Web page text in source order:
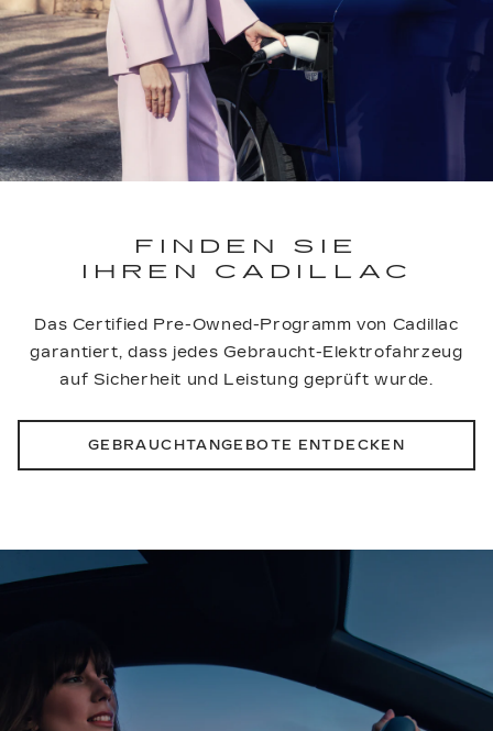
FINDEN SIE
IHREN CADILLAC
Das Certified Pre-Owned-Programm von Cadillac
garantiert, dass jedes Gebraucht-Elektrofahrzeug
auf Sicherheit und Leistung geprüft wurde.
GEBRAUCHTANGEBOTE ENTDECKEN